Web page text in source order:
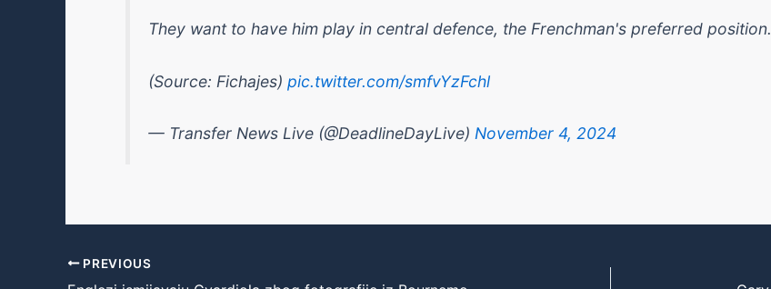
They want to have him play in central defence, the Frenchman's preferred position.
(Source: Fichajes)pic.twitter.com/smfvYzFchl
— Transfer News Live (@DeadlineDayLive) November 4, 2024
PREVIOUS